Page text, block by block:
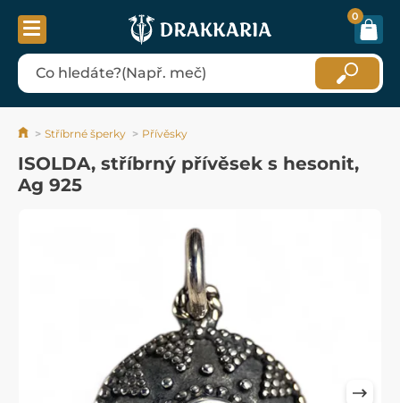
0
Stříbrné šperky Přívěsky
ISOLDA, stříbrný přívěsek s hesonit,
Ag 925